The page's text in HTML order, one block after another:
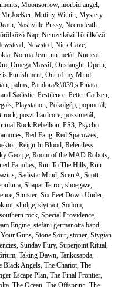
, Moonsorrow, morbid angel,
Mr.JoeKer, Mutiny Within, Mystery
, Nashville Pussy, Necrodeath,
Nap, Nemzetközi Törülköző
, Newsted, Nick Cave,
, Norma Jean, nu metál, Nuclear
, Omega Massif, Onslaught, Opeth,
is Punishment, Out of my Mind,
, palms, Pandora&#039;s Pinata,
Sadistic, Pestilence, Petter Carlsen,
, Playstation, Pokolgép, popmetál,
rock, poszt-hardcore, posztmetál,
Rock Rebellion, PS3, Psycho
, Red Fang, Red Sparowes,
, Reign In Blood, Relentless
George, Room of the MAD Robots,
Families, Run To The Hills, Run
, Sadistic Mind, ScerrA, Scott
, Shapat Terror, shoegaze,
, Sinister, Six Feet Down Under,
, sludge, slytract, Sodom,
southern rock, Special Providence,
Engine, stefani germanotta band,
Guns, Stone Sour, stoner, Stygian
, Sunday Fury, Superjoint Ritual,
, Taking Dawn, Tankcsapda,
Black Angels, The Chariot, The
Escape Plan, The Final Frontier,